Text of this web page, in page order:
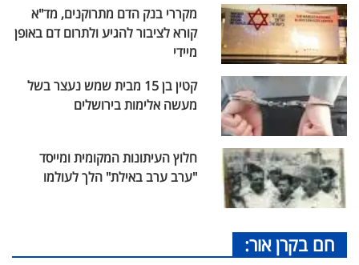
מקררי בנק הדם מתרוקנים, מד"א
קורא לציבור להגיע ולתרום דם באופן
מיידי
קטין בן 15 מבית שמש נעצר בשל
מעשה אלימות בירושלים
חלוץ העיתונות המקומית ומייסד
"ערב ערב באילת" הלך לעולמו
חם בקרן אור: